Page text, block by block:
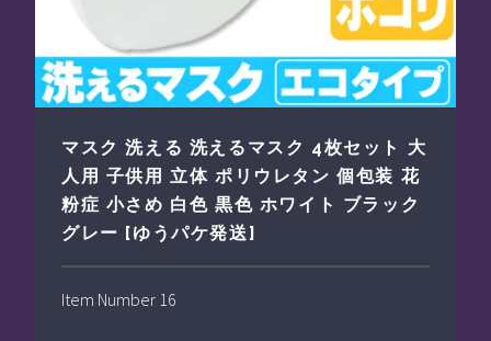
マスク 洗える 洗えるマスク 4枚セット 大
人用 子供用 立体 ポリウレタン 個包装 花
粉症 小さめ 白色 黒色 ホワイト ブラック
グレー [ゆうパケ発送]
Item Number 16